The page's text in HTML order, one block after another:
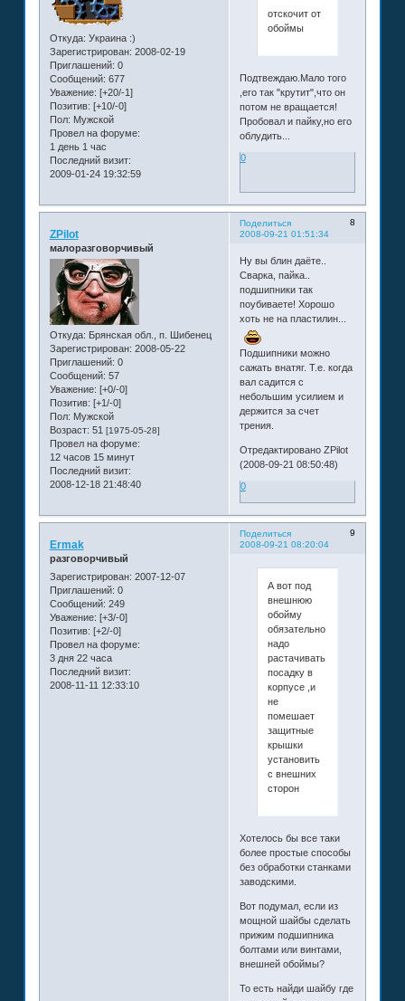
Откуда: Украина :)
Зарегистрирован: 2008-02-19
Приглашений: 0
Сообщений: 677
Уважение: [+20/-1]
Позитив: [+10/-0]
Пол: Мужской
Провел на форуме:
1 день 1 час
Последний визит:
2009-01-24 19:32:59
отскочит от
обоймы
Подтвеждаю.Мало того
,его так "крутит",что он
потом не вращается!
Пробовал и пайку,но его
облудить...
0
Поделиться
8
2008-09-21 01:51:34
ZPilot
малоразговорчивый
Откуда: Брянская обл., п. Шибенец
Зарегистрирован: 2008-05-22
Приглашений: 0
Сообщений: 57
Уважение: [+0/-0]
Позитив: [+1/-0]
Пол: Мужской
Возраст: 51 [1975-05-28]
Провел на форуме:
12 часов 15 минут
Последний визит:
2008-12-18 21:48:40
Ну вы блин даёте..
Сварка, пайка..
подшипники так
поубиваете! Хорошо
хоть не на пластилин...
Подшипники можно
сажать внатяг. Т.е. когда
вал садится с
небольшим усилием и
держится за счет
трения.
Отредактировано ZPilot
(2008-09-21 08:50:48)
0
Поделиться
9
2008-09-21 08:20:04
Ermak
разговорчивый
Зарегистрирован: 2007-12-07
Приглашений: 0
Сообщений: 249
Уважение: [+3/-0]
Позитив: [+2/-0]
Провел на форуме:
3 дня 22 часа
Последний визит:
2008-11-11 12:33:10
А вот под
внешнюю
обойму
обязательно
надо
растачивать
посадку в
корпусе ,и
не
помешает
защитные
крышки
установить
с внешних
сторон
Хотелось бы все таки
более простые способы
без обработки станками
заводскими.
Вот подумал, если из
мощной шайбы сделать
прижим подшипника
болтами или винтами,
внешней обоймы?
То есть найди шайбу где